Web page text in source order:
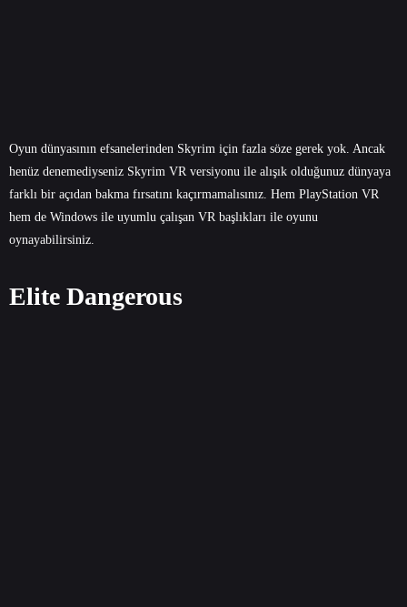
Oyun dünyasının efsanelerinden Skyrim için fazla söze gerek yok. Ancak
henüz denemediyseniz Skyrim VR versiyonu ile alışık olduğunuz dünyaya
farklı bir açıdan bakma fırsatını kaçırmamalısınız. Hem PlayStation VR
hem de Windows ile uyumlu çalışan VR başlıkları ile oyunu
oynayabilirsiniz.
Elite Dangerous